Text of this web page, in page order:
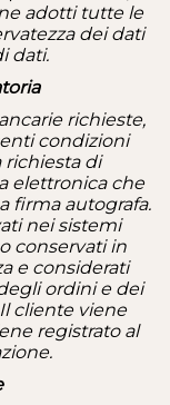
adotti tutte le
dei dati
dati.
richieste,
condizioni
richiesta di
elettronica che
firma autografa.
nei sistemi
conservati in
e considerati
ordini e dei
Il cliente viene
registrato al